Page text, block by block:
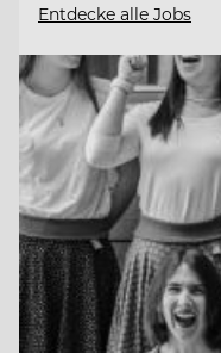
Entdecke alle Jobs